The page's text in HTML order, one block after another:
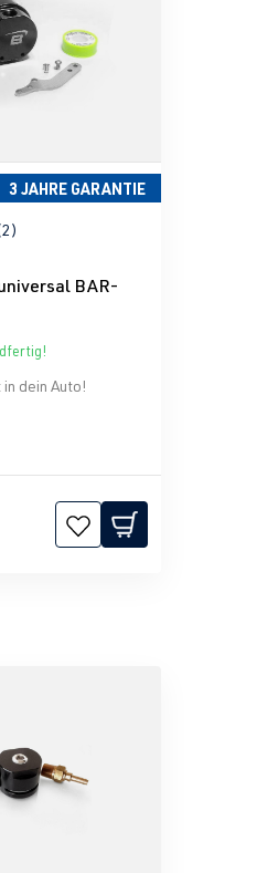
3 JAHRE GARANTIE
Bewertung von 5 von 5 Sternen
BAR-
dein Auto!